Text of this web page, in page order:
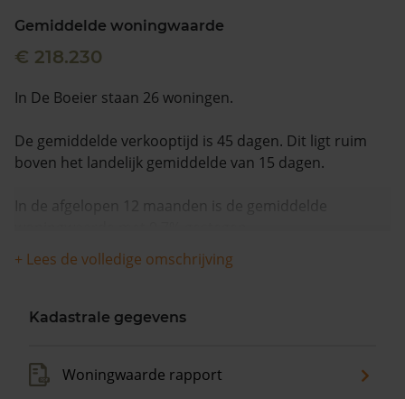
Gemiddelde woningwaarde
€ 218.230
In De Boeier staan 26 woningen.
De gemiddelde verkooptijd is 45 dagen. Dit ligt ruim
boven het landelijk gemiddelde van 15 dagen.
In de afgelopen 12 maanden is de gemiddelde
+ Lees de volledige omschrijving
Kadastrale gegevens
Woningwaarde rapport